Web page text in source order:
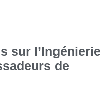
sur l’Ingénierie
de